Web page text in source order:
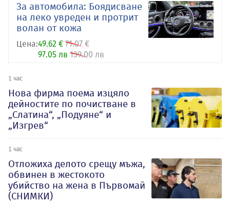
За автомобила: Боядисване
на леко увреден и протрит
волан от кожа
Цена:49.62 € 71.07 €
97.05 лв 139.00 лв
1 час
Нова фирма поема изцяло
дейностите по почистване в
„Слатина“, „Подуяне“ и
„Изгрев“
1 час
Отложиха делото срещу мъжа,
обвинен в жестокото
убийство на жена в Първомай
(СНИМКИ)